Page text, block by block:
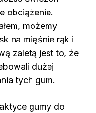
obciążenie.
możemy
na mięśnie rąk i
zaletą jest to, że
dużej
tych gum.
gumy do